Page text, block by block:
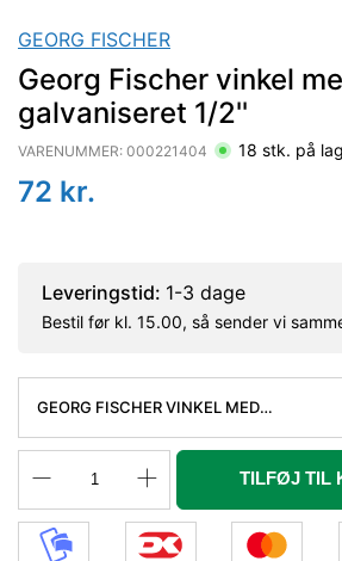
GEORG FISCHER
Georg Fischer vinkel
galvaniseret 1/2''
VARENUMMER: 000221404 18 stk. på
72 kr.
Leveringstid: 1-3 dage
Bestil før kl. 15.00, så sender vi
GEORG FISCHER VINKEL MED
TILFØJ TIL